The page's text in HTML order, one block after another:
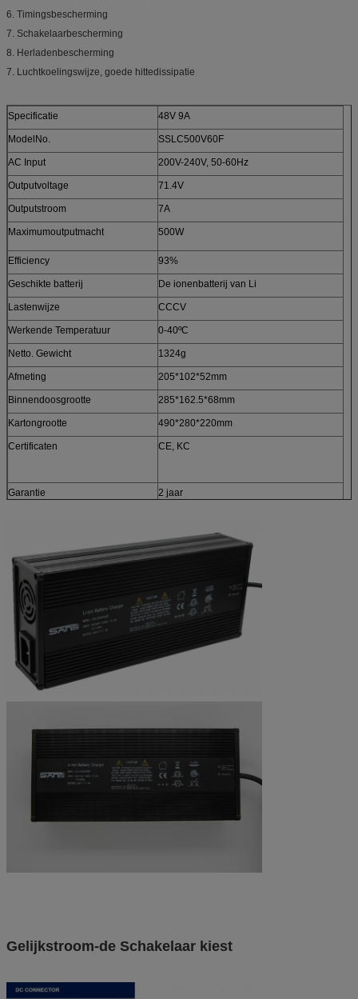
6. Timingsbescherming
7. Schakelaarbescherming
8. Herladenbescherming
7. Luchtkoelingswijze, goede hittedissipatie
Specificatie 48V 9A
ModelNo. SSLC500V60F
AC Input 200V-240V, 50-60Hz
Outputvoltage 71.4V
Outputstroom 7A
Maximumoutputmacht 500W
Efficiency 93%
Geschikte batterij De ionenbatterij van Li
Lastenwijze CCCV
Werkende Temperatuur 0-40ºC
Netto. Gewicht 1324g
Afmeting 205*102*52mm
Binnendoosgrootte 285*162.5*68mm
Kartongrootte 490*280*220mm
Certificaten CE, KC
Garantie 2 jaar
Gelijkstroom-de Schakelaar kiest